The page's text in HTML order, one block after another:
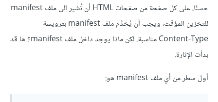
حسنًا، على كل صفحة من صفحات HTML أن تُشير إلى ملف manifest
للتخزين المؤقت، ويجب أن يُخدَّم ملف manifest بترويسة
Content-Type مناسبة. لكن ماذا يوجد داخل ملف manifest؟ ها قد
بدأت الإثارة.
أول سطر من أي ملف manifest هو: